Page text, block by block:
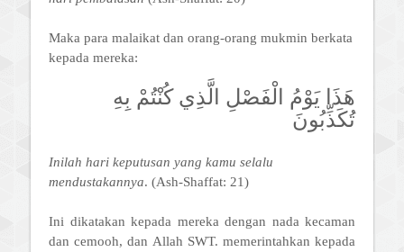
Maka para malaikat dan orang-orang mukmin berkata
kepada mereka:
هَذَا يَوْمُ الْفَصْلِ الَّذِي كُنْتُمْ بِهِ
تُكَذِّبُونَ
Inilah hari keputusan yang kamu selalu
mendustakannya. (Ash-Shaffat: 21)
Ini dikatakan kepada mereka dengan nada kecaman
dan cemooh, dan Allah SWT. memerintahkan kepada